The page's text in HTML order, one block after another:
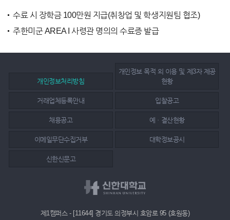
수료 시 장학금 100만원 지급(취창업 및 학생지원팀 협조)
주한미군 AREA I 사령관 명의의 수료증 발급
개인정보처리방침
개인정보 목적 외 이용 및 제3자 제공
현황
거래업체등록안내 입찰공고
채용공고 예ㆍ결산현황
이메일무단수집거부 대학정보공시
신한신문고
제1캠퍼스 - [11644] 경기도 의정부시 호암로 95 (호원동)